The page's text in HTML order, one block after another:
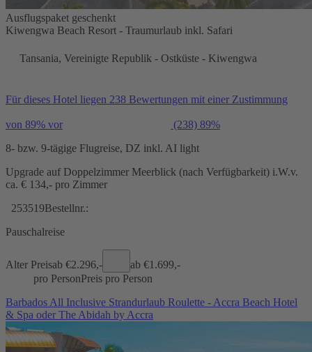
Ausflugspaket geschenkt
Kiwengwa Beach Resort - Traumurlaub inkl. Safari
Tansania, Vereinigte Republik - Ostküste - Kiwengwa
Für dieses Hotel liegen 238 Bewertungen mit einer Zustimmung
von 89% vor (238) 89%
8- bzw. 9-tägige Flugreise, DZ inkl. AI light
Upgrade auf Doppelzimmer Meerblick (nach Verfügbarkeit) i.W.v.
ca. € 134,- pro Zimmer
253519Bestellnr.:
Pauschalreise
Alter Preisab €2.296,- ab €1.699,-
pro PersonPreis pro Person
Barbados All Inclusive Strandurlaub Roulette - Accra Beach Hotel
& Spa oder The Abidah by Accra